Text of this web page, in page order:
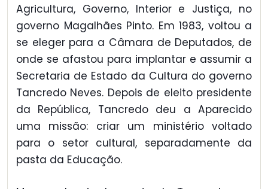
Agricultura, Governo, Interior e Justiça, no
governo Magalhães Pinto. Em 1983, voltou a
se eleger para a Câmara de Deputados, de
onde se afastou para implantar e assumir a
Secretaria de Estado da Cultura do governo
Tancredo Neves. Depois de eleito presidente
da República, Tancredo deu a Aparecido
uma missão: criar um ministério voltado
para o setor cultural, separadamente da
pasta da Educação.